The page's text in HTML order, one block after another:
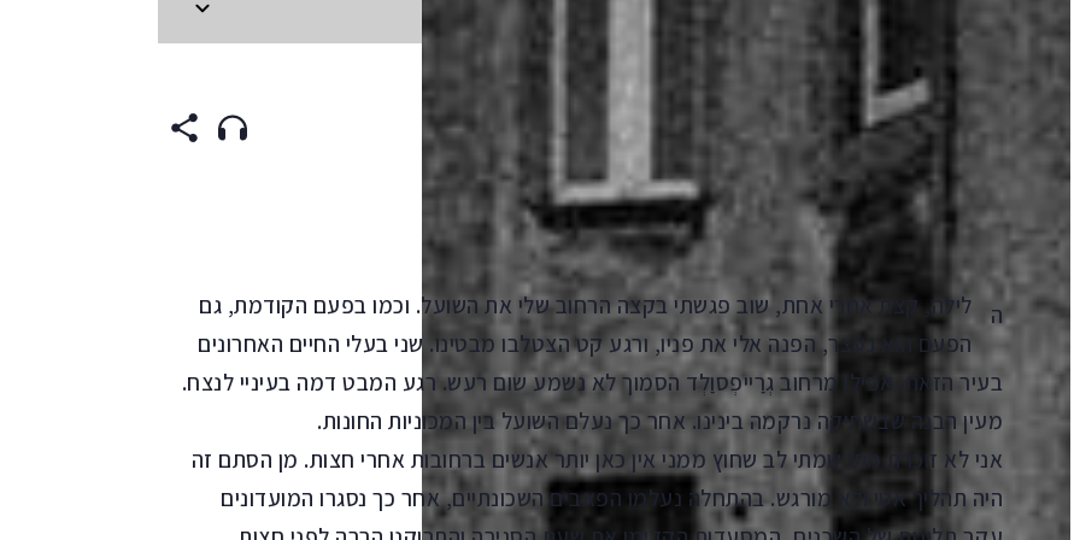
Aa קראו ב: עברית ENGLISH
GERMAN(original)
תורגם על ידי: גדי גולדברג
ה
לילה, קצת אחרי אחת, שוב פגשתי בקצה הרחוב שלי את השועל. וכמו בפעם הקודמת, גם
הפעם הוא נעצר, הפנה אלי את פניו, ורגע קט הצטלבו מבטינו. שני בעלי החיים האחרונים
בעיר הזאת. אפילו מרחוב גְרַייפְסוַלְד הסמוך לא נשמע שום רעש. רגע המבט דמה בעיניי לנצח.
מעין הבנה שבשתיקה נרקמה בינינו. אחר כך נעלם השועל בין המכוניות החונות.
אני לא זוכרת מתי שמתי לב שחוץ ממני אין כאן יותר אנשים ברחובות אחרי חצות. מן הסתם זה
היה תהליך אטי ולא מורגש. בהתחלה נעלמו הפאבים השכונתיים, אחר כך נסגרו המועדונים